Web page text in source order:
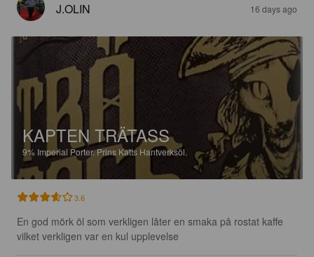
J.OLIN 16 days ago
KAPTEN TRÄTASS
9% Imperial Porter.Prins Katts Hantverksöl.
3.6
En god mörk öl som verkligen låter en smaka på rostat kaffe
vilket verkligen var en kul upplevelse